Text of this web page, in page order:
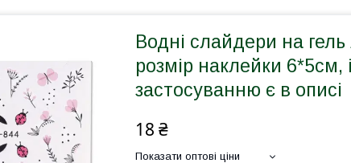
Водні слайдери на
розмір наклейки 6*5см,
застосуванню є в описі
18 ₴
Показати оптові ціни